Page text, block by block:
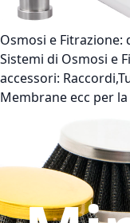
Osmosi e Fitrazione:
Sistemi di Osmosi e
accessori:
Membrane ecc per